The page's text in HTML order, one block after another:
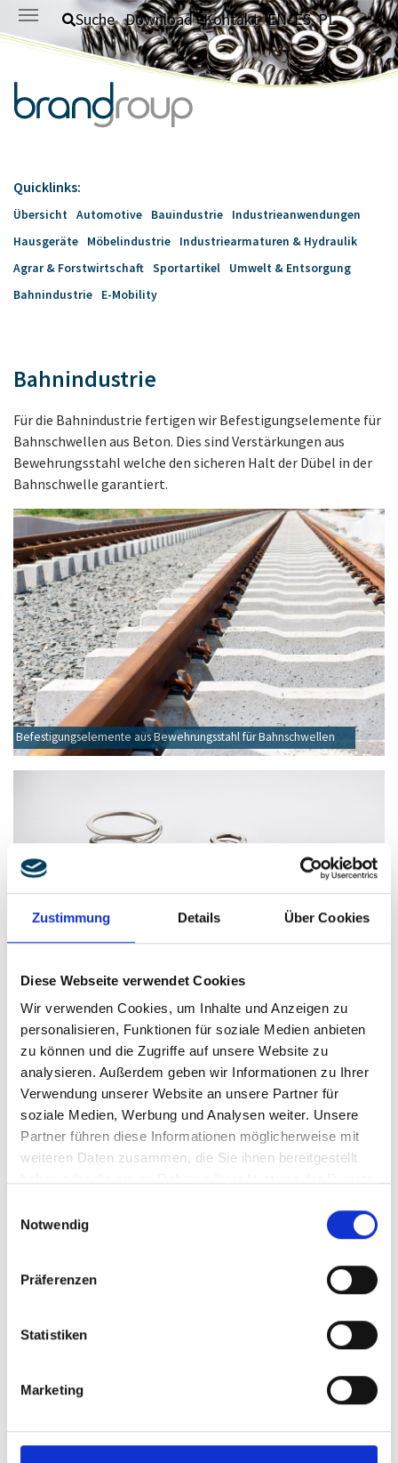
Zustimmung Details Über Cookies
Diese Webseite verwendet Cookies
Wir verwenden Cookies, um Inhalte und Anzeigen zu
personalisieren, Funktionen für soziale Medien anbieten
zu können und die Zugriffe auf unsere Website zu
analysieren. Außerdem geben wir Informationen zu Ihrer
Verwendung unserer Website an unsere Partner für
soziale Medien, Werbung und Analysen weiter. Unsere
Partner führen diese Informationen möglicherweise mit
weiteren Daten zusammen, die Sie ihnen bereitgestellt
Notwendig
Präferenzen
Statistiken
Marketing
Zum Hauptinhalt springen
Suche Download Kontakt EN ES PL
Quicklinks:
Übersicht Automotive Bauindustrie
Industrieanwendungen
Hausgeräte
Möbelindustrie
Industriearmaturen & Hydraulik
Agrar & Forstwirtschaft Sportartikel
Umwelt & Entsorgung
Bahnindustrie
E-Mobility
Bahnindustrie
Für die Bahnindustrie fertigen wir Befestigungselemente für
Bahnschwellen aus Beton. Dies sind Verstärkungen aus
Bewehrungsstahl welche den sicheren Halt der Dübel in der
Bahnschwelle garantiert.
Befestigungselemente aus Bewehrungsstahl für Bahnschwellen
Nehmen Sie gerne direkt Kontakt mit mir auf oder
senden Sie uns eine E-Mail über das
Kontaktformular.